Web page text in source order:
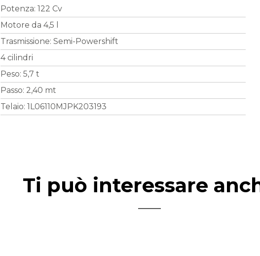
Potenza: 122 Cv
Motore da 4,5 l
Trasmissione: Semi-Powershift
4 cilindri
Peso: 5,7 t
Passo: 2,40 mt
Telaio: 1L06110MJPK203193
Ti può interessare